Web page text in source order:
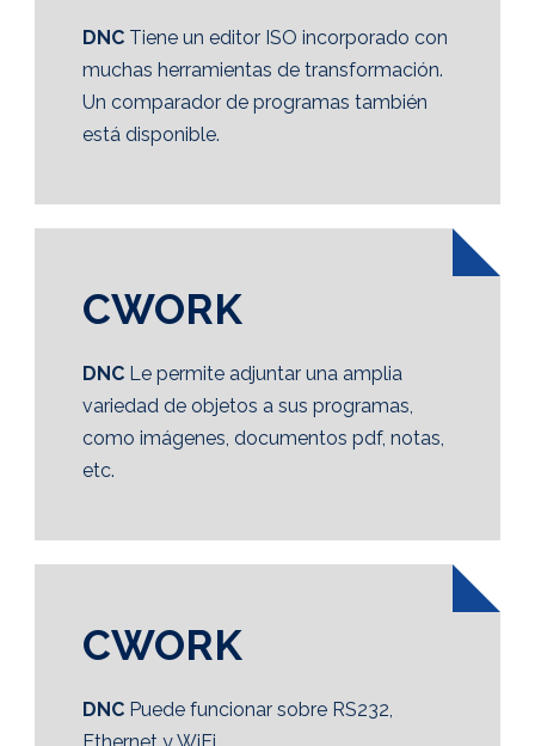
DNC Tiene un editor ISO incorporado con
muchas herramientas de transformación.
Un comparador de programas también
está disponible.
CWORK
DNC Le permite adjuntar una amplia
variedad de objetos a sus programas,
como imágenes, documentos pdf, notas,
etc.
CWORK
DNC Puede funcionar sobre RS232,